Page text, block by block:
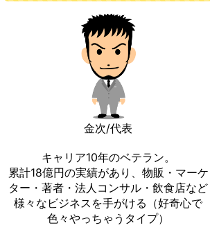
金次/代表
キャリア10年のベテラン。
累計18億円の実績があり、物販・マーケ
ター・著者・法人コンサル・飲食店など
様々なビジネスを手がける（好奇心で
色々やっちゃうタイプ）